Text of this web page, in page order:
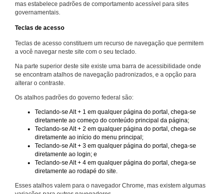
mas estabelece padrões de comportamento acessível para sites
governamentais.
Teclas de acesso
Teclas de acesso constituem um recurso de navegação que permitem
a você navegar neste site com o seu teclado.
Na parte superior deste site existe uma barra de acessibilidade onde
se encontram atalhos de navegação padronizados, e a opção para
alterar o contraste.
Os atalhos padrões do governo federal são:
Teclando-se Alt + 1 em qualquer página do portal, chega-se
diretamente ao começo do conteúdo principal da página;
Teclando-se Alt + 2 em qualquer página do portal, chega-se
diretamente ao início do menu principal;
Teclando-se Alt + 3 em qualquer página do portal, chega-se
diretamente ao login; e
Teclando-se Alt + 4 em qualquer página do portal, chega-se
diretamente ao rodapé do site.
Esses atalhos valem para o navegador Chrome, mas existem algumas